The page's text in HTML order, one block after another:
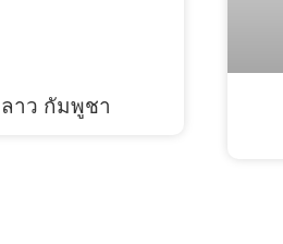
าว กัมพูชา